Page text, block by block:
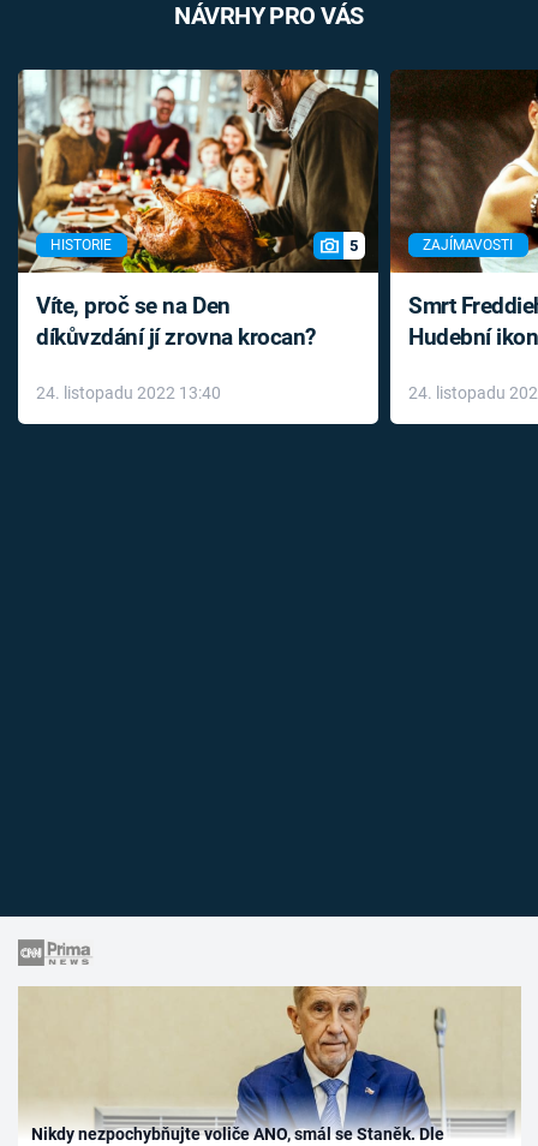
NÁVRHY PRO VÁS
HISTORIE 5
Víte, proč se na Den
díkůvzdání jí zrovna krocan?
24. listopadu 2022 13:40
ZAJÍMAVOSTI
Smrt
Hudební
léky
24. listopadu
Nikdy nezpochybňujte voliče ANO, smál se Staněk. Dle